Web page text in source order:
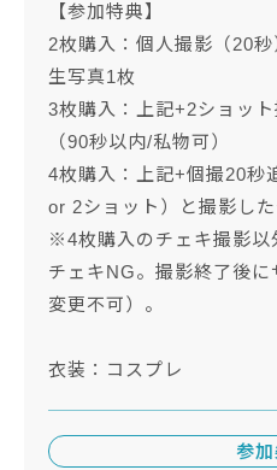
【参加特典】
2枚購入：個人撮影（20秒
生写真1枚
3枚購入：上記+2ショッ
（90秒以内/私物可）
4枚購入：上記+個撮20秒
or 2ショット）と撮影し
※4枚購入のチェキ撮影以
チェキNG。撮影終了後
変更不可）。
衣装：コスプレ
参